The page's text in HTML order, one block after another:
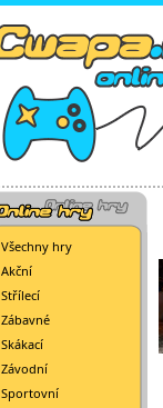
Všechny hry
Akční
Střílecí
Zábavné
Skákací
Závodní
Sportovní